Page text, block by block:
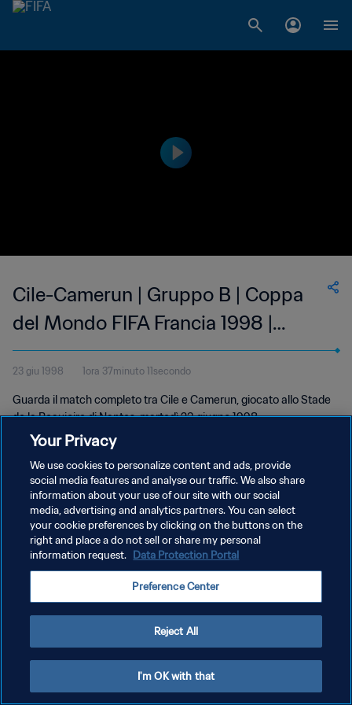
Cile-Camerun | Gruppo B | Coppa
del Mondo FIFA Francia 1998 |
Match completo
23 giu 1998 1ora 37minuto 11secondo
Guarda il match completo tra Cile e Camerun, giocato allo Stade
de la Beaujoire di Nantes, martedì 23 giugno 1998.
PRIVACY POLICY
TERMINI DI SERVIZIO
GESTISCI LE TUE PREFERENZE PER I COOKIES
Your Privacy
We use cookies to personalize content and ads, provide
social media features and analyse our traffic. We also share
information about your use of our site with our social
media, advertising and analytics partners. You can select
your cookie preferences by clicking on the buttons on the
right and place a do not sell or share my personal
information request. Data Protection Portal
Preference Center
Reject All
I'm OK with that